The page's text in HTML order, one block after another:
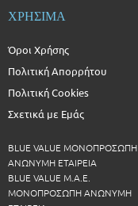
ΧΡΗΣΙΜΑ
Όροι Χρήσης
Πολιτική Απορρήτου
Πολιτική Cookies
Σχετικά με Εμάς
BLUE VALUE ΜΟΝΟΠΡΟΣΩΠΗ
ΑΝΩΝΥΜΗ ΕΤΑΙΡΕΙΑ
BLUE VALUE Μ.Α.Ε.
ΜΟΝΟΠΡΟΣΩΠΗ ΑΝΩΝΥΜΗ